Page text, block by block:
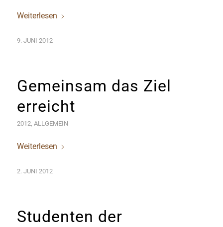
Weiterlesen
9. JUNI 2012
Gemeinsam das Ziel
erreicht
2012, ALLGEMEIN
Weiterlesen
2. JUNI 2012
Studenten der